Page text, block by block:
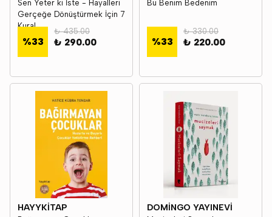
Sen Yeter ki İste - Hayalleri
Gerçeğe Dönüştürmek İçin 7
Kural
%33
₺ 435.00
₺ 290.00
Bu Benim Bedenim
%33
₺ 330.00
₺ 220.00
HAYYKİTAP DOMİNGO YAYINEVİ